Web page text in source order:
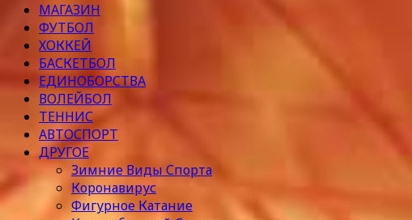
МАГАЗИН
ФУТБОЛ
ХОККЕЙ
БАСКЕТБОЛ
ЕДИНОБОРСТВА
ВОЛЕЙБОЛ
ТЕННИС
АВТОСПОРТ
ДРУГОЕ
Зимние Виды Спорта
Коронавирус
Фигурное Катание